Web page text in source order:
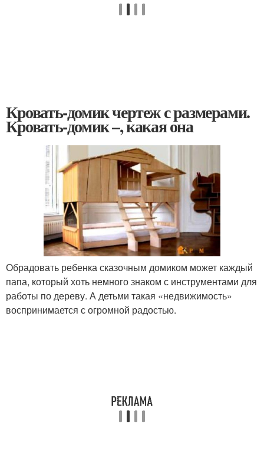
Кровать-домик чертеж с размерами.
Кровать-домик –, какая она
Обрадовать ребенка сказочным домиком может каждый
папа, который хоть немного знаком с инструментами для
работы по дереву. А детьми такая «недвижимость»
воспринимается с огромной радостью.